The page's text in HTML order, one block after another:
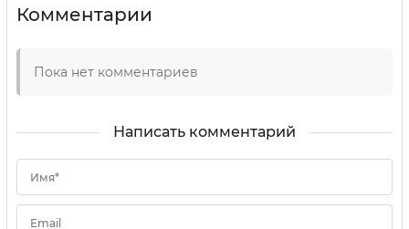
Комментарии
Пока нет комментариев
Написать комментарий
Имя*
Email